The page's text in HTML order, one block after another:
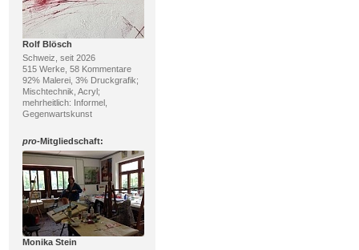
Rolf Blösch
Schweiz, seit 2026
515 Werke, 58 Kommentare
92% Malerei, 3% Druckgrafik;
Mischtechnik, Acryl;
mehrheitlich: Informel,
Gegenwartskunst
pro-Mitgliedschaft:
Monika Stein